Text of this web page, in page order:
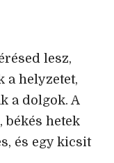
lesz,
a helyzetet,
a dolgok. A
békés hetek
és egy kicsit